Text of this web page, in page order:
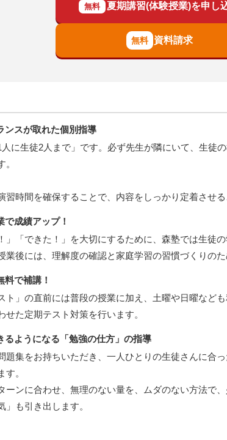
無料 夏期講習(体験授業)を申し
資料請求
ンスが取れた個別指導
に生徒2人まで」です。必ず先生が隣にいて、生徒
習時間を確保することで、内容をしっかり定着させる
で成績アップ！
」「できた！」を大切にするために、森塾では生徒
業後には、理解度の確認と家庭学習の習慣づくりのた
料で補講！
ト」の直前には普段の授業に加え、土曜や日曜など
た定期テスト対策を行います。
るようになる「勉強の仕方」の指導
題集をお持ちいただき、一人ひとりの生徒さんに合
す。
ーンに合わせ、無理のない量を、ムダのない方法で
」も引き出します。